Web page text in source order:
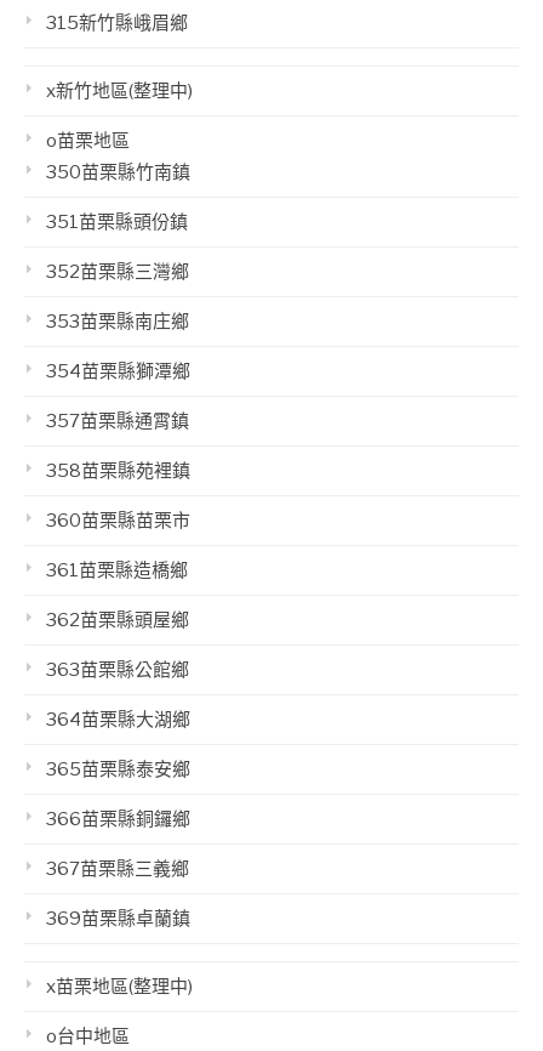
315新竹縣峨眉鄉
x新竹地區(整理中)
o苗栗地區
350苗栗縣竹南鎮
351苗栗縣頭份鎮
352苗栗縣三灣鄉
353苗栗縣南庄鄉
354苗栗縣獅潭鄉
357苗栗縣通霄鎮
358苗栗縣苑裡鎮
360苗栗縣苗栗市
361苗栗縣造橋鄉
362苗栗縣頭屋鄉
363苗栗縣公館鄉
364苗栗縣大湖鄉
365苗栗縣泰安鄉
366苗栗縣銅鑼鄉
367苗栗縣三義鄉
369苗栗縣卓蘭鎮
x苗栗地區(整理中)
o台中地區